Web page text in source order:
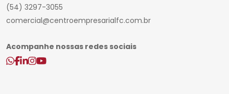
(54) 3297-3055
comercial@centroempresarialfc.com.br
Acompanhe nossas redes sociais